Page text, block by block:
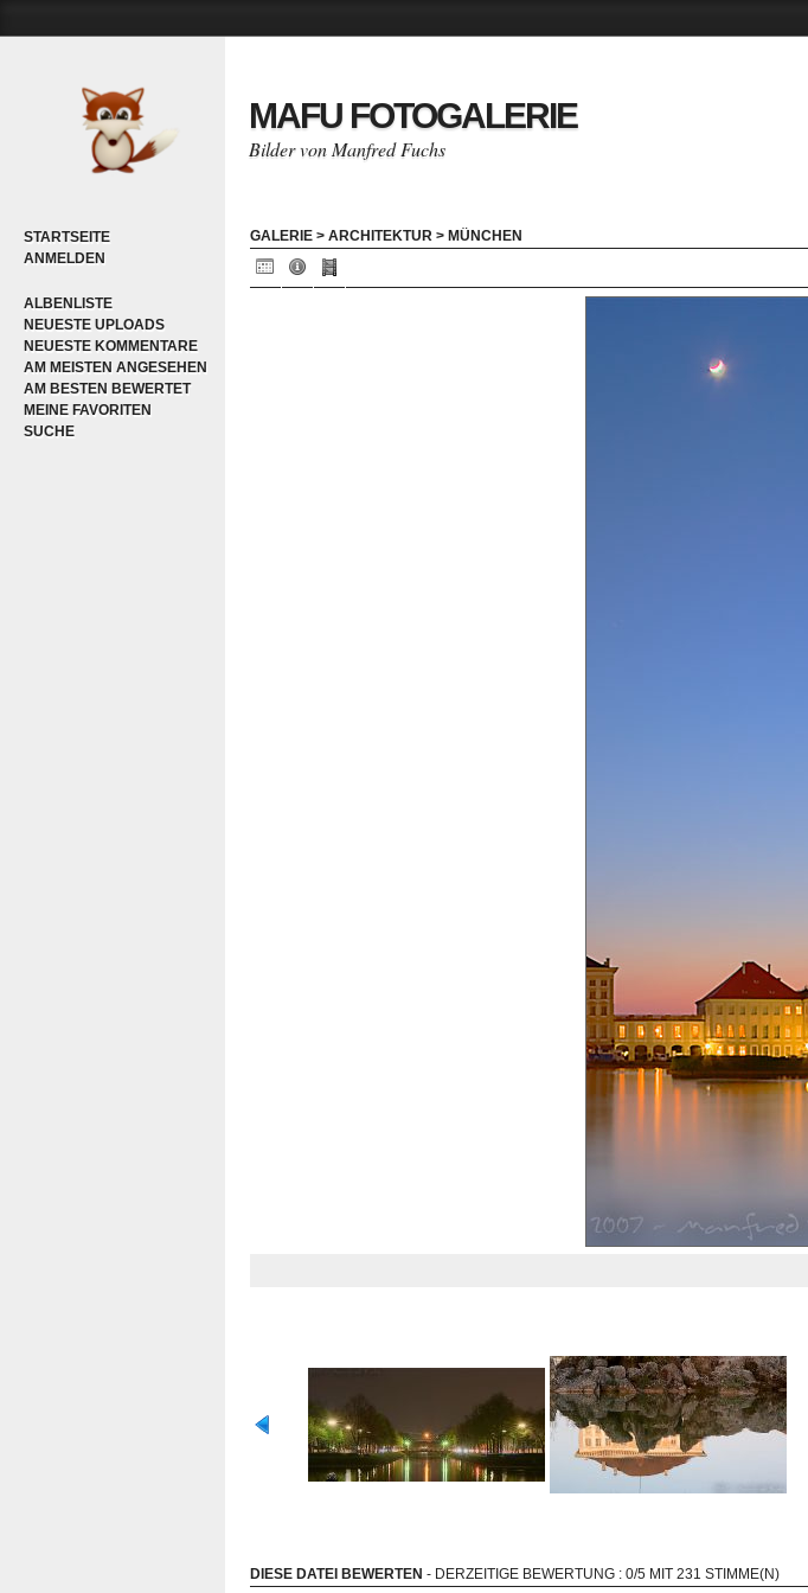
STARTSEITE
ANMELDEN
ALBENLISTE
NEUESTE UPLOADS
NEUESTE KOMMENTARE
AM MEISTEN ANGESEHEN
AM BESTEN BEWERTET
MEINE FAVORITEN
SUCHE
MAFU FOTOGALERIE
Bilder von Manfred Fuchs
GALERIE > ARCHITEKTUR > MÜNCHEN
DIESE DATEI BEWERTEN - DERZEITIGE BEWERTUNG : 0/5 MIT 231 STIMME(N)